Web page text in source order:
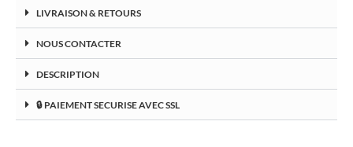
LIVRAISON & RETOURS
NOUS CONTACTER
DESCRIPTION
🔒 PAIEMENT SECURISE AVEC SSL